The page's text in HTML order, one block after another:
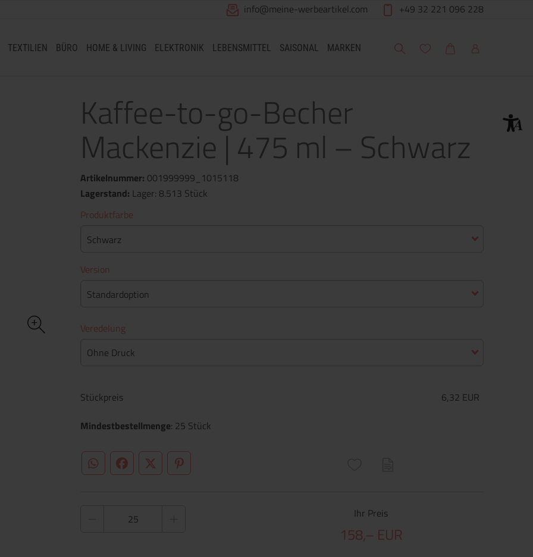
info@meine-werbeartikel.com +49 32 221 096 228
TEXTILIEN BÜRO HOME & LIVING ELEKTRONIK LEBENSMITTEL SAISONAL MARKEN Suche Meine Wunschliste
WarenkorbMein Account
Kaffee-to-go-Becher
Mackenzie | 475 ml – Schwarz
Artikelnummer: 001999999_1015118
Lagerstand: Lager: 8.513 Stück
Produktfarbe
Schwarz
Version
Standardoption
Veredelung
Ohne Druck
Stückpreis
6,32 EUR
Mindestbestellmenge: 25 Stück
WhatsApp (#[creator\plugin\share\core\structs\SocialSharingServiceSettings]:only_chrome#)
FacebookTwitter (#[creator\plugin\share\core\structs\SocialSharingServiceSettings]:formaly_twitter#)
Pinterest
Ihr Preis
158,– EUR